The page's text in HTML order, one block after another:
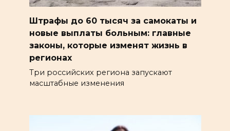
Штрафы до 60 тысяч за самокаты и
новые выплаты больным: главные
законы, которые изменят жизнь в
регионах
Три российских региона запускают
масштабные изменения